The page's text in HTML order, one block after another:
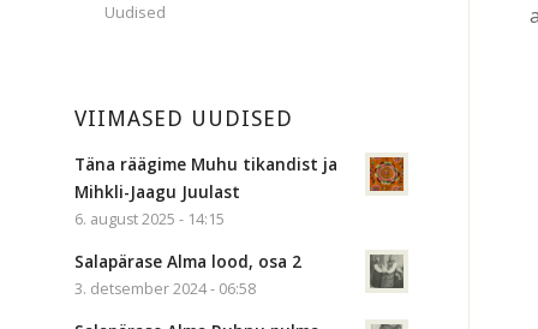
Uudised
VIIMASED UUDISED
Täna räägime Muhu tikandist ja
Mihkli-Jaagu Juulast
6. august 2025 - 14:15
Salapärase Alma lood, osa 2
3. detsember 2024 - 06:58